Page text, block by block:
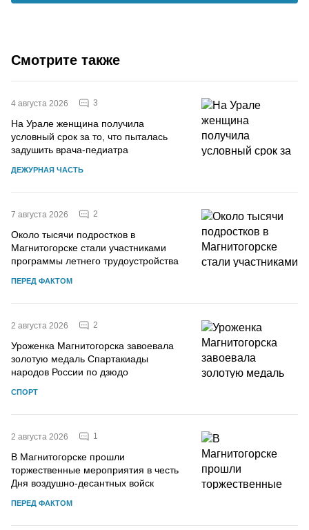
Смотрите также
4 августа 2026 3
На Урале женщина получила
условный срок за то, что пыталась
задушить врача-педиатра
ДЕЖУРНАЯ ЧАСТЬ
7 августа 2026 2
Около тысячи подростков в
Магнитогорске стали участниками
программы летнего трудоустройства
ПЕРЕД ФАКТОМ
2 августа 2026 2
Уроженка Магнитогорска завоевала
золотую медаль Спартакиады
народов России по дзюдо
СПОРТ
2 августа 2026 1
В Магнитогорске прошли
торжественные мероприятия в честь
Дня воздушно-десантных войск
ПЕРЕД ФАКТОМ